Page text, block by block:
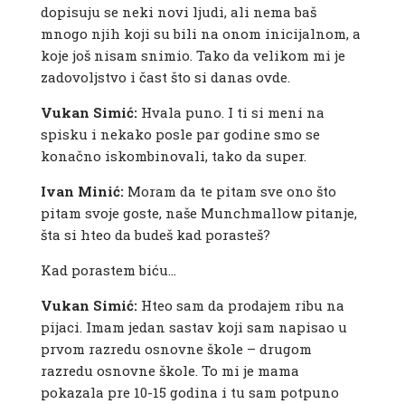
dopisuju se neki novi ljudi, ali nema baš
mnogo njih koji su bili na onom inicijalnom, a
koje još nisam snimio. Tako da velikom mi je
zadovoljstvo i čast što si danas ovde.
Vukan Simić:Hvala puno. I ti si meni na
spisku i nekako posle par godine smo se
konačno iskombinovali, tako da super.
Ivan Minić:Moram da te pitam sve ono što
pitam svoje goste, naše Munchmallow pitanje,
šta si hteo da budeš kad porasteš?
Kad porastem biću…
Vukan Simić:Hteo sam da prodajem ribu na
pijaci. Imam jedan sastav koji sam napisao u
prvom razredu osnovne škole – drugom
razredu osnovne škole. To mi je mama
pokazala pre 10-15 godina i tu sam potpuno